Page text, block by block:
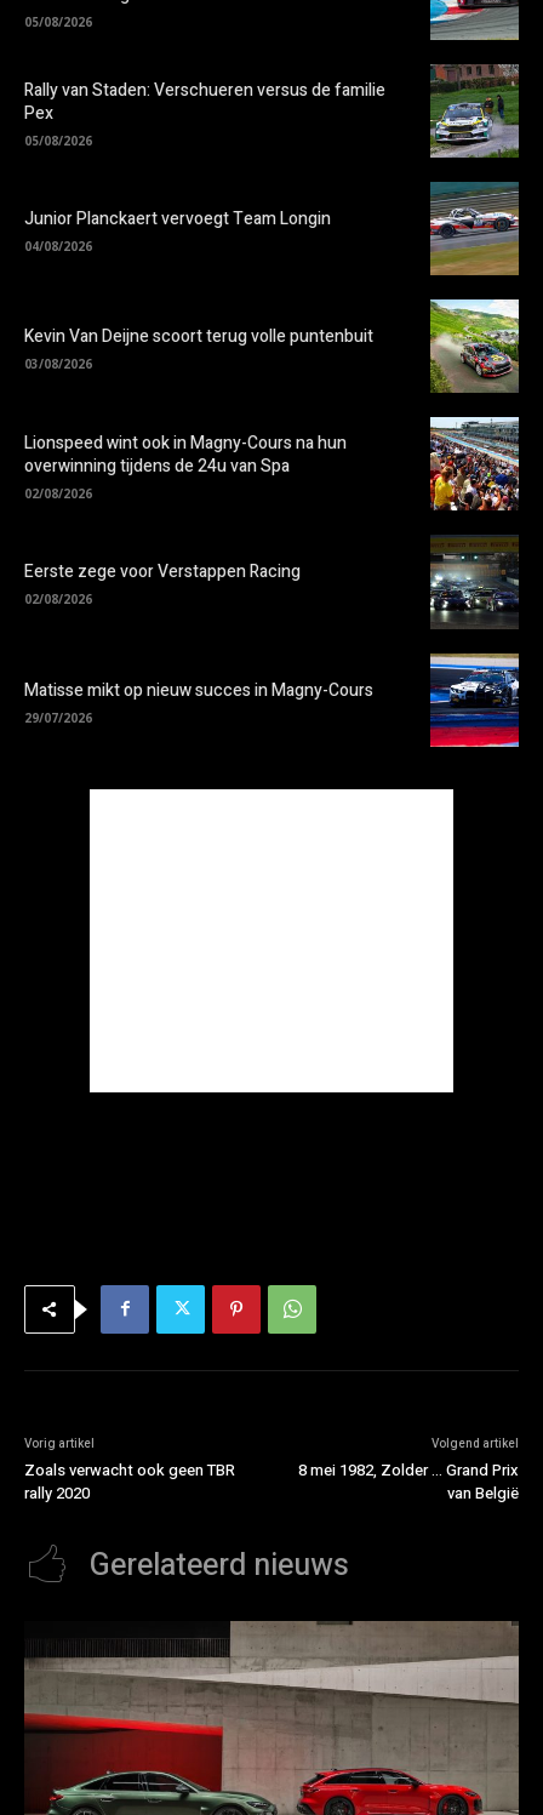
05/08/2026
Rally van Staden: Verschueren versus de familie
Pex
05/08/2026
Junior Planckaert vervoegt Team Longin
04/08/2026
Kevin Van Deijne scoort terug volle puntenbuit
03/08/2026
Lionspeed wint ook in Magny-Cours na hun
overwinning tijdens de 24u van Spa
02/08/2026
Eerste zege voor Verstappen Racing
02/08/2026
Matisse mikt op nieuw succes in Magny-Cours
29/07/2026
Vorig artikel
Zoals verwacht ook geen TBR
rally 2020
Volgend artikel
8 mei 1982, Zolder … Grand Prix
van België
Gerelateerd nieuws